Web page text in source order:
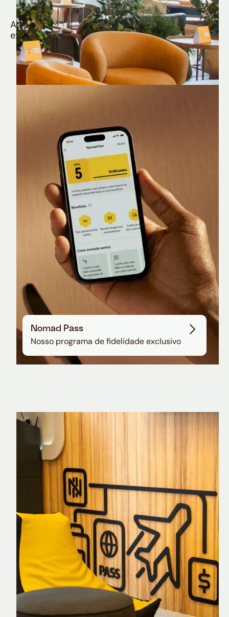
muito mais
Aproveite todos os benefícios e vantagens
exclusivas da sua Conta Internacional
Nomad Lounge
Sala VIP no Aeroporto de Guarulhos
Nomad Pass
Nosso programa de fidelidade exclusivo
Nomad Explorer
Cartão de crédito brasileiro com cashback
em dólar